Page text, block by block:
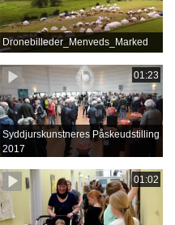
Dronebilleder_Menveds_Marked
01:23
Syddjurskunstneres Påskeudstilling
2017
01:02